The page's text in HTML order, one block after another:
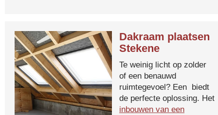
Dakraam plaatsen
Stekene
Te weinig licht op zolder
of een benauwd
ruimtegevoel? Een biedt
de perfecte oplossing. Het
inbouwen van een